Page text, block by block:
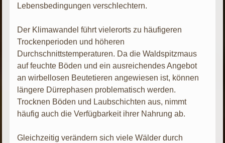
Lebensbedingungen verschlechtern.
Der Klimawandel führt vielerorts zu häufigeren
Trockenperioden und höheren
Durchschnittstemperaturen. Da die Waldspitzmaus
auf feuchte Böden und ein ausreichendes Angebot
an wirbellosen Beutetieren angewiesen ist, können
längere Dürrephasen problematisch werden.
Trocknen Böden und Laubschichten aus, nimmt
häufig auch die Verfügbarkeit ihrer Nahrung ab.
Gleichzeitig verändern sich viele Wälder durch